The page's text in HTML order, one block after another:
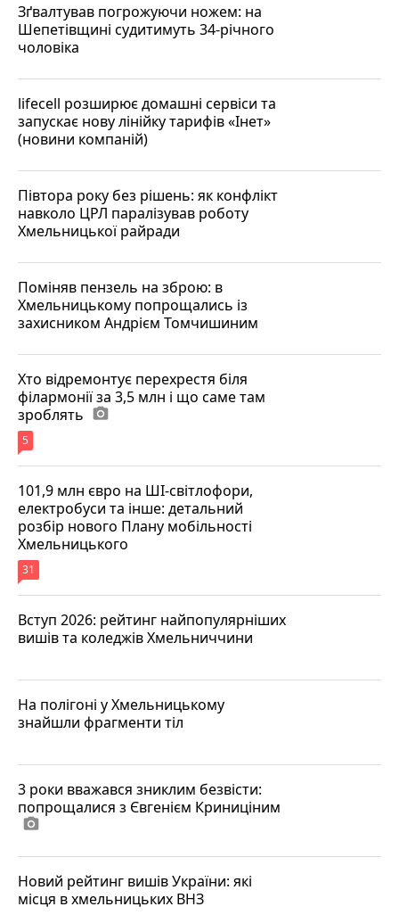
Зґвалтував погрожуючи ножем: на
Шепетівщині судитимуть 34-річного
чоловіка
lifecell розширює домашні сервіси та
запускає нову лінійку тарифів «Інет»
(новини компаній)
Півтора року без рішень: як конфлікт
навколо ЦРЛ паралізував роботу
Хмельницької райради
Поміняв пензель на зброю: в
Хмельницькому попрощались із
захисником Андрієм Томчишиним
Хто відремонтує перехрестя біля
філармонії за 3,5 млн і що саме там
зроблять photo_camera
5
101,9 млн євро на ШІ-світлофори,
електробуси та інше: детальний
розбір нового Плану мобільності
Хмельницького
31
Вступ 2026: рейтинг найпопулярніших
вишів та коледжів Хмельниччини
На полігоні у Хмельницькому
знайшли фрагменти тіл
3 роки вважався зниклим безвісти:
попрощалися з Євгенієм Криниціним
photo_camera
Новий рейтинг вишів України: які
місця в хмельницьких ВНЗ